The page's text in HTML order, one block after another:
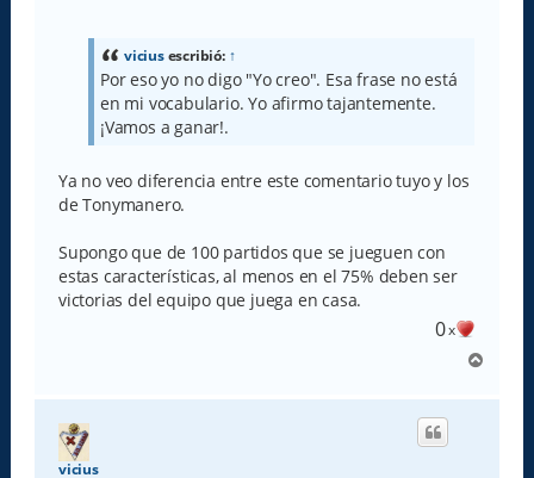
viciusescribió: ↑
Por eso yo no digo "Yo creo". Esa frase no está
en mi vocabulario. Yo afirmo tajantemente.
¡Vamos a ganar!.
Ya no veo diferencia entre este comentario tuyo y los
de Tonymanero.
Supongo que de 100 partidos que se jueguen con
estas características, al menos en el 75% deben ser
victorias del equipo que juega en casa.
0x
r
vicius